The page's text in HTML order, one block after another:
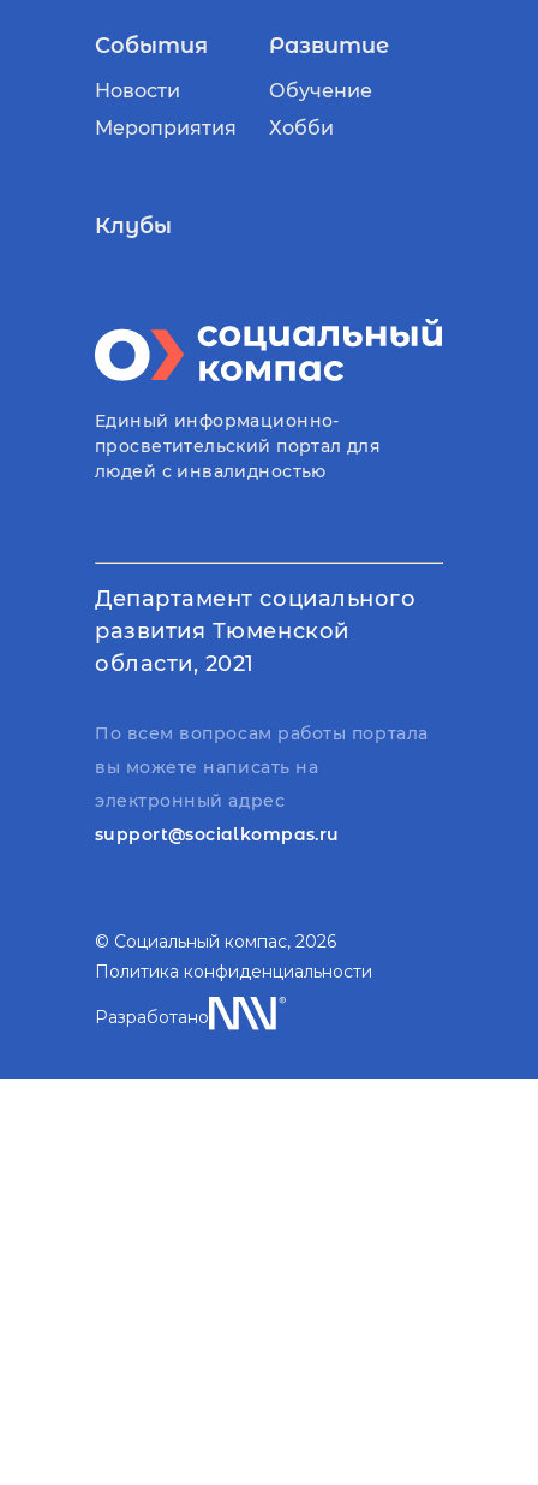
События
Новости
Мероприятия
Развитие
Обучение
Хобби
Клубы
Единый информационно-
просветительский портал для
людей с инвалидностью
Департамент социального
развития Тюменской
области, 2021
По всем вопросам работы портала
вы можете написать на
электронный адрес
support@socialkompas.ru
© Социальный компас, 2026
Политика конфиденциальности
Разработано